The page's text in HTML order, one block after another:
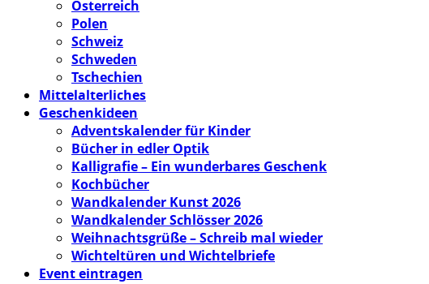
Österreich
Polen
Schweiz
Schweden
Tschechien
Mittelalterliches
Geschenkideen
Adventskalender für Kinder
Bücher in edler Optik
Kalligrafie – Ein wunderbares Geschenk
Kochbücher
Wandkalender Kunst 2026
Wandkalender Schlösser 2026
Weihnachtsgrüße – Schreib mal wieder
Wichteltüren und Wichtelbriefe
Event eintragen